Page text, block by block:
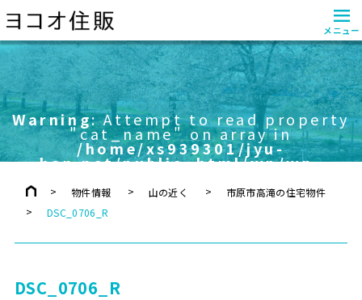
≡
メニュー
Warning: Attempt to read property
"cat_name" on array in
/home/xs939301/jyu-
han.net/public_html/wp/wp-
on line 757
物件情報 山の近く
市原市高滝の住宅物件
DSC_0706_R
DSC_0706_R